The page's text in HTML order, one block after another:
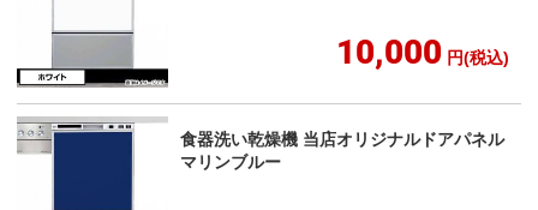
10,000 円(税込)
食器洗い乾燥機 当店オリジナルドアパネル
マリンブルー